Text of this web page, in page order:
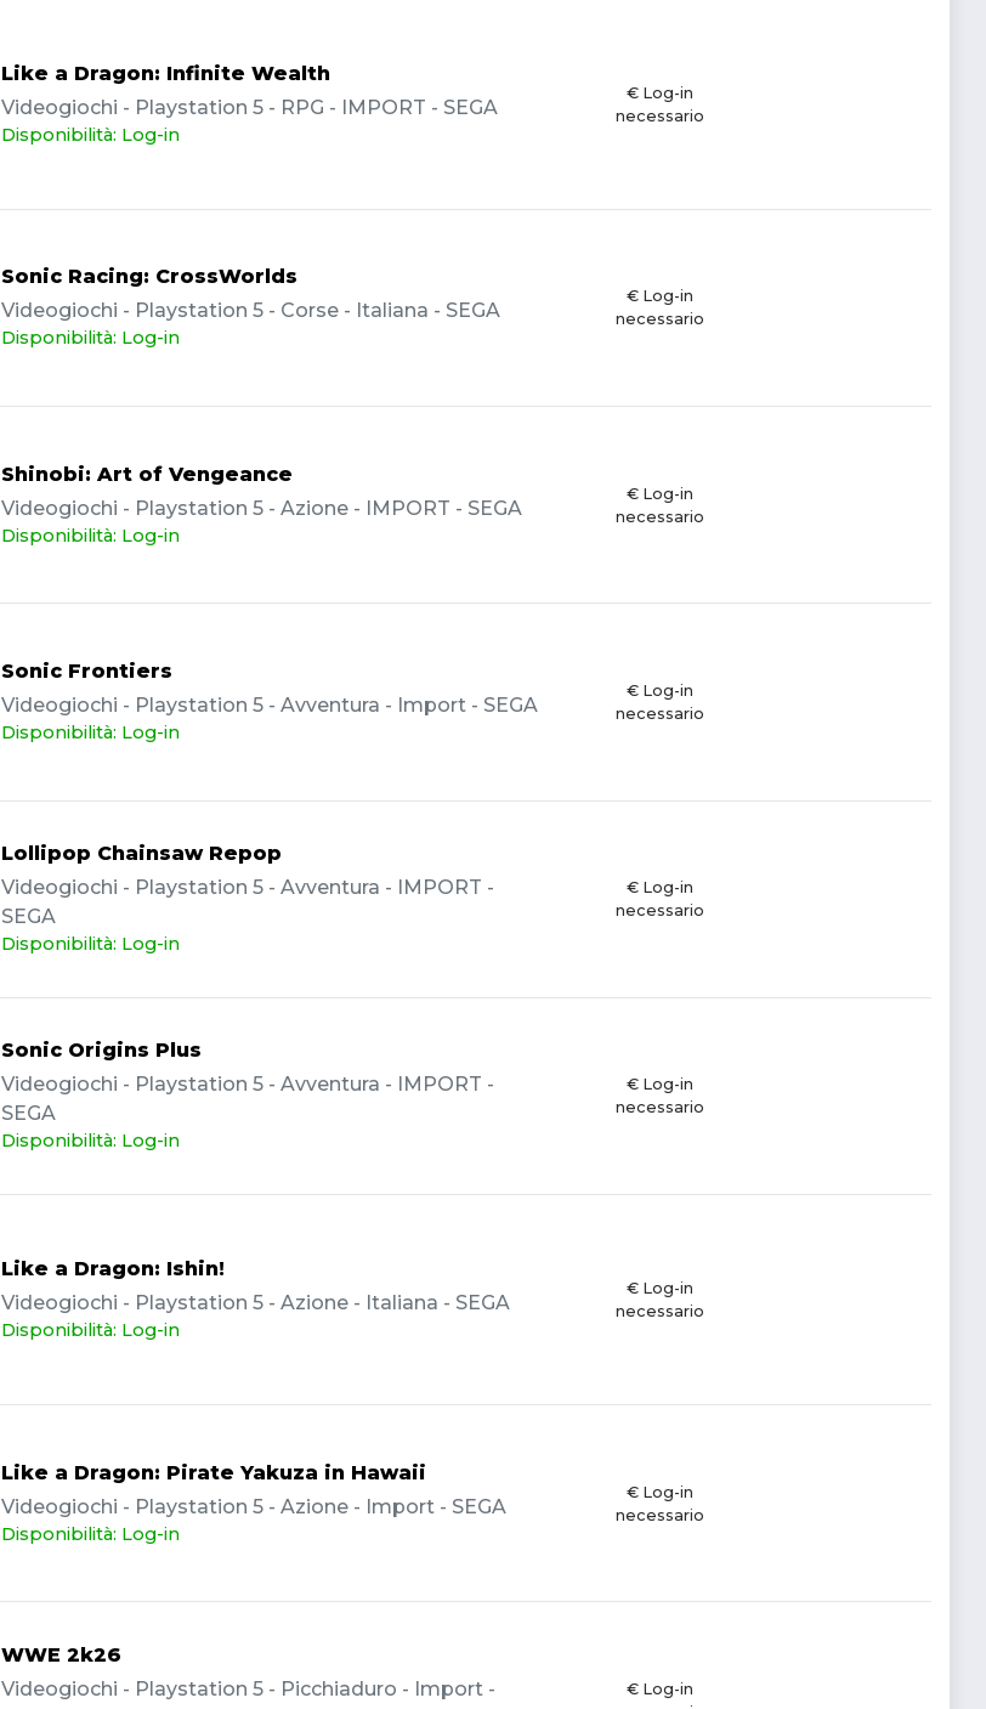
Like a Dragon: Infinite Wealth
Videogiochi - Playstation 5 - RPG - IMPORT - SEGA
Disponibilità: Log-in
€ Log-in
necessario
Sonic Racing: CrossWorlds
Videogiochi - Playstation 5 - Corse - Italiana - SEGA
Disponibilità: Log-in
€ Log-in
necessario
Shinobi: Art of Vengeance
Videogiochi - Playstation 5 - Azione - IMPORT - SEGA
Disponibilità: Log-in
€ Log-in
necessario
Sonic Frontiers
Videogiochi - Playstation 5 - Avventura - Import - SEGA
Disponibilità: Log-in
€ Log-in
necessario
Lollipop Chainsaw Repop
Videogiochi - Playstation 5 - Avventura - IMPORT -
SEGA
Disponibilità: Log-in
€ Log-in
necessario
Sonic Origins Plus
Videogiochi - Playstation 5 - Avventura - IMPORT -
SEGA
Disponibilità: Log-in
€ Log-in
necessario
Like a Dragon: Ishin!
Videogiochi - Playstation 5 - Azione - Italiana - SEGA
Disponibilità: Log-in
€ Log-in
necessario
Like a Dragon: Pirate Yakuza in Hawaii
Videogiochi - Playstation 5 - Azione - Import - SEGA
Disponibilità: Log-in
€ Log-in
necessario
WWE 2k26
Videogiochi - Playstation 5 - Picchiaduro - Import -
€ Log-in